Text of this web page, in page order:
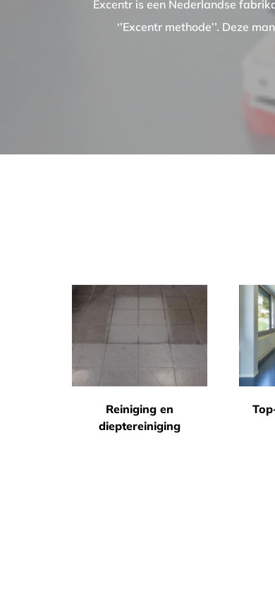
Excentr is een Nederlandse
‘’Excentr methode’’. Deze
Reiniging en
dieptereiniging